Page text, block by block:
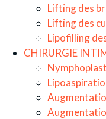
Lifting des
Lifting des
Lipofilling
CHIRURGIE